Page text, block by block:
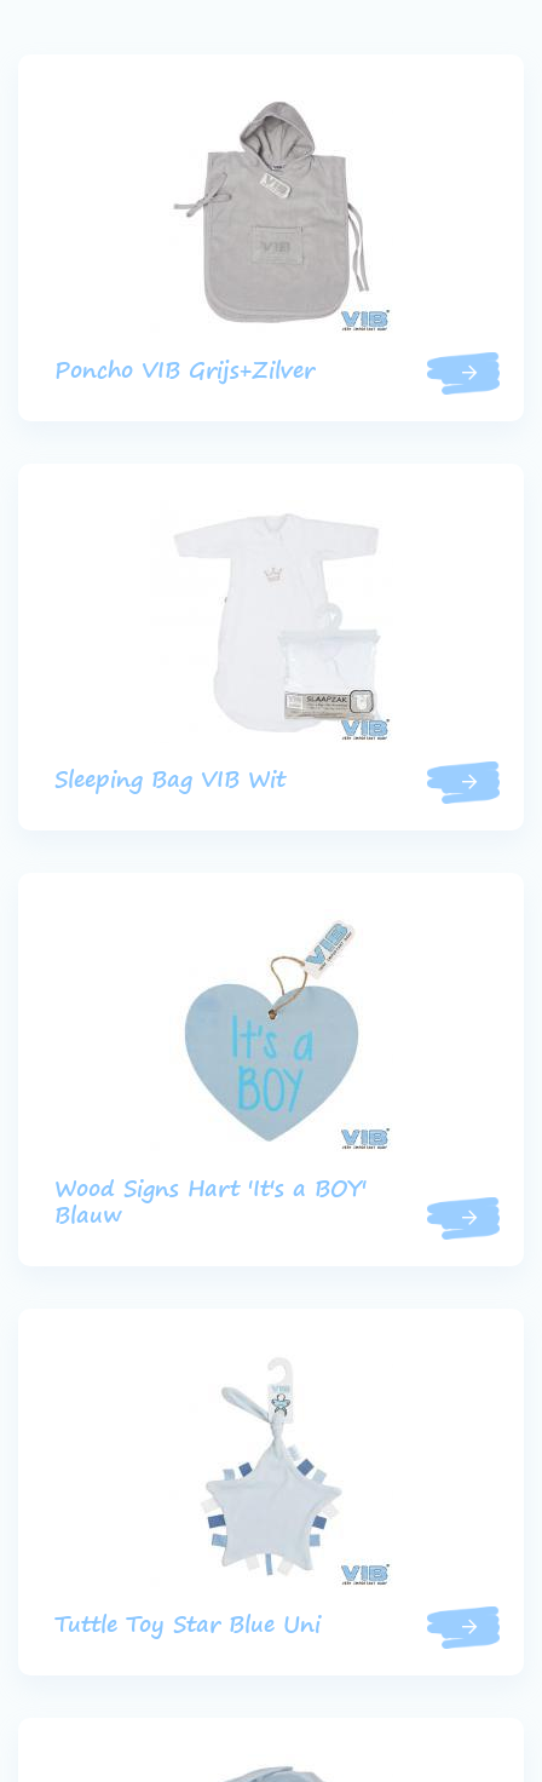
Poncho VIB Grijs+Zilver
Sleeping Bag VIB Wit
Wood Signs Hart 'It's a BOY'
Blauw
Tuttle Toy Star Blue Uni